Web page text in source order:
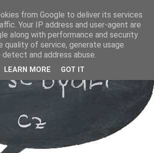
from Google to deliver its services
Your IP address and user-agent are
along with performance and security
quality of service, generate usage
and address abuse.
LEARN MORE GOT IT